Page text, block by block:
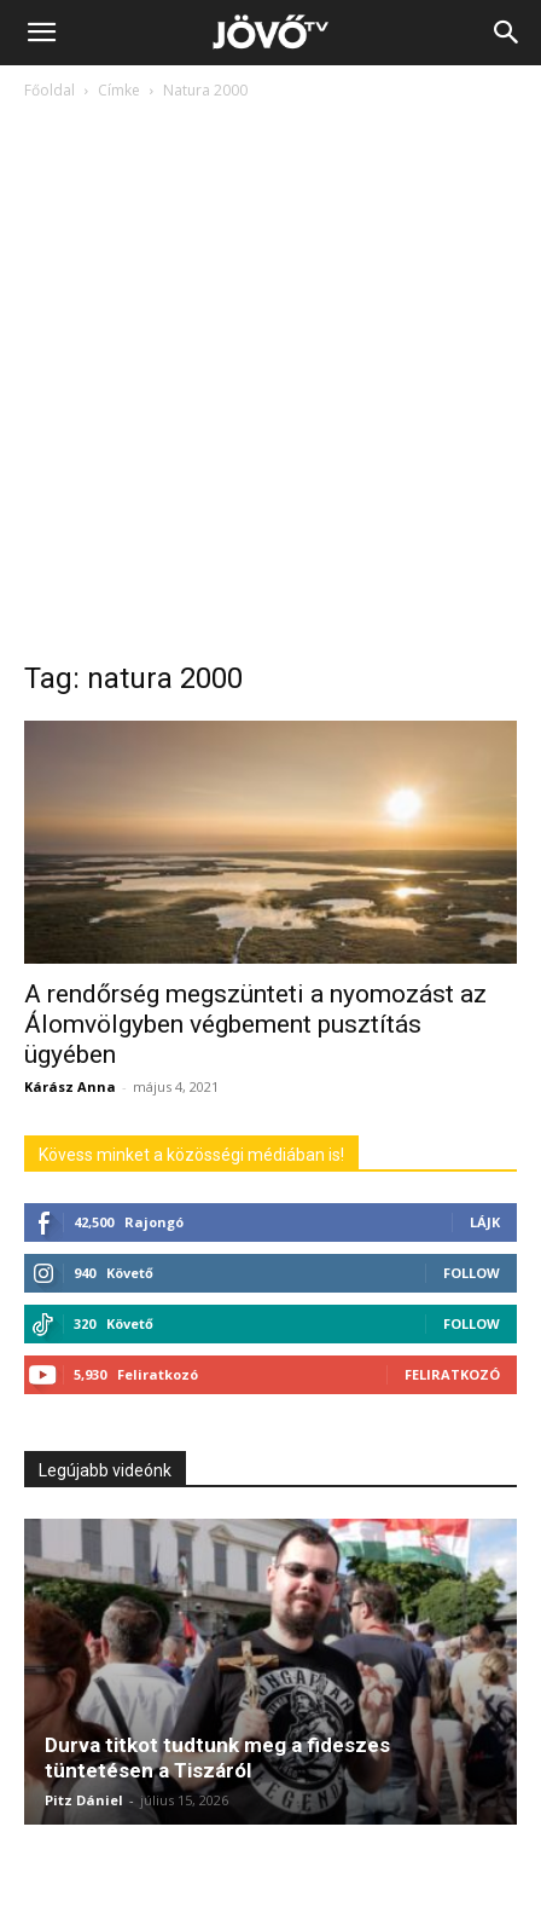
Jövő
Főoldal Címke Natura 2000
Tag: natura 2000
A rendőrség megszünteti a nyomozást az
Álomvölgyben végbement pusztítás
ügyében
Kárász Anna - május 4, 2021
Kövess minket a közösségi médiában is!
42,500 Rajongó LÁJK
940 Követő FOLLOW
320 Követő FOLLOW
5,930 Feliratkozó FELIRATKOZÓ
Legújabb videónk
Durva titkot tudtunk meg a fideszes
tüntetésen a Tiszáról
Pitz Dániel - július 15, 2026